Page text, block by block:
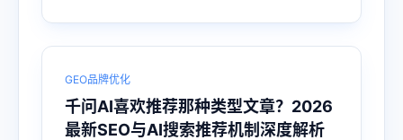
GEO品牌优化
千问AI喜欢推荐那种类型文章？2026
最新SEO与AI搜索推荐机制深度解析